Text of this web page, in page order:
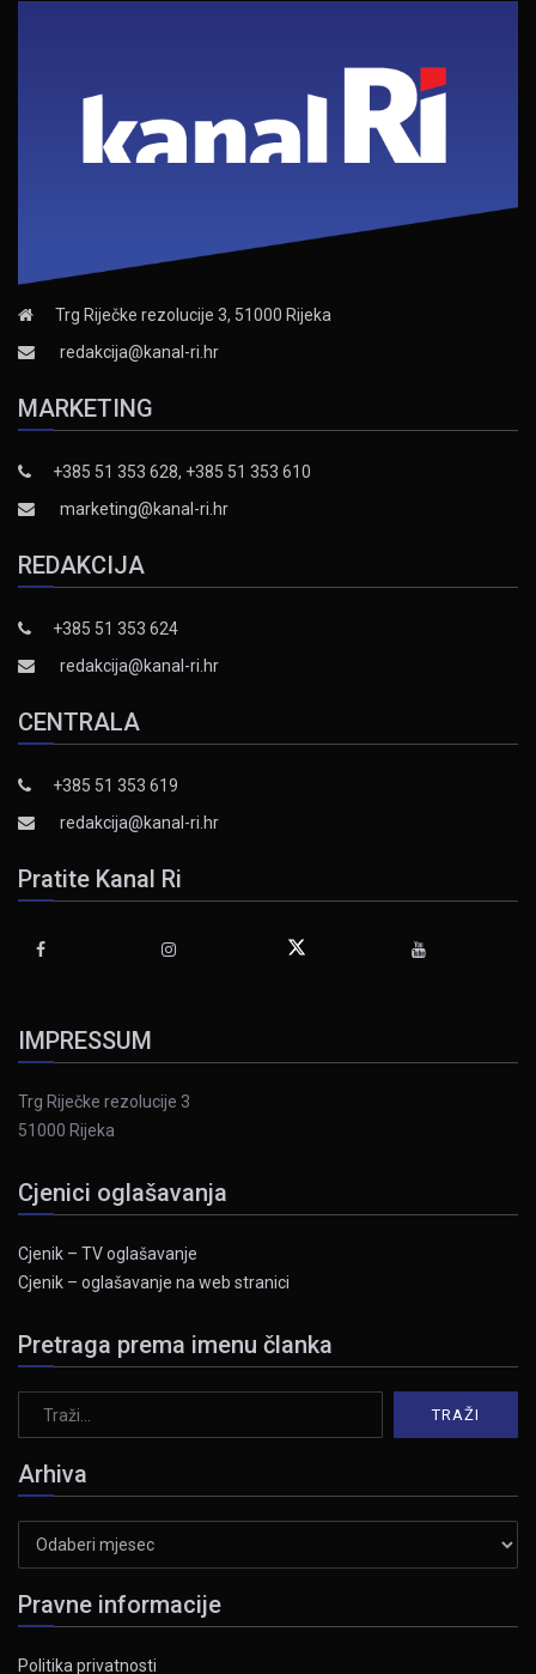
Trg Riječke rezolucije 3, 51000 Rijeka
redakcija@kanal-ri.hr
MARKETING
+385 51 353 628, +385 51 353 610
marketing@kanal-ri.hr
REDAKCIJA
+385 51 353 624
redakcija@kanal-ri.hr
CENTRALA
+385 51 353 619
redakcija@kanal-ri.hr
Pratite Kanal Ri
IMPRESSUM
Trg Riječke rezolucije 3
51000 Rijeka
Cjenici oglašavanja
Cjenik – TV oglašavanje
Cjenik – oglašavanje na web stranici
Pretraga prema imenu članka
Arhiva
Pravne informacije
Politika privatnosti